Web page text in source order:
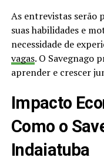
As entrevistas serão
suas habilidades e
necessidade de
vagas. O Savegnago
aprender e crescer
Impacto
Como o
Indaiatuba